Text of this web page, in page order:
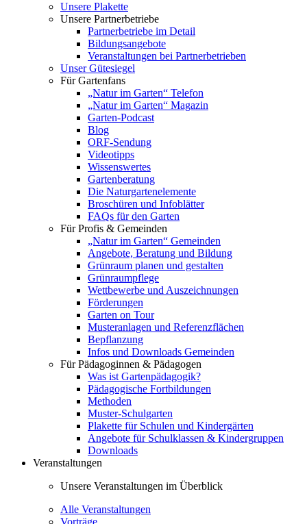
Unsere Plakette
Unsere Partnerbetriebe
Partnerbetriebe im Detail
Bildungsangebote
Veranstaltungen bei Partnerbetrieben
Unser Gütesiegel
Für Gartenfans
„Natur im Garten“ Telefon
„Natur im Garten“ Magazin
Garten-Podcast
Blog
ORF-Sendung
Videotipps
Wissenswertes
Gartenberatung
Die Naturgartenelemente
Broschüren und Infoblätter
FAQs für den Garten
Für Profis & Gemeinden
„Natur im Garten“ Gemeinden
Angebote, Beratung und Bildung
Grünraum planen und gestalten
Grünraumpflege
Wettbewerbe und Auszeichnungen
Förderungen
Garten on Tour
Musteranlagen und Referenzflächen
Bepflanzung
Infos und Downloads Gemeinden
Für Pädagoginnen & Pädagogen
Was ist Gartenpädagogik?
Pädagogische Fortbildungen
Methoden
Muster-Schulgarten
Plakette für Schulen und Kindergärten
Angebote für Schulklassen & Kindergruppen
Downloads
Veranstaltungen
Unsere Veranstaltungen im Überblick
Alle Veranstaltungen
Vorträge